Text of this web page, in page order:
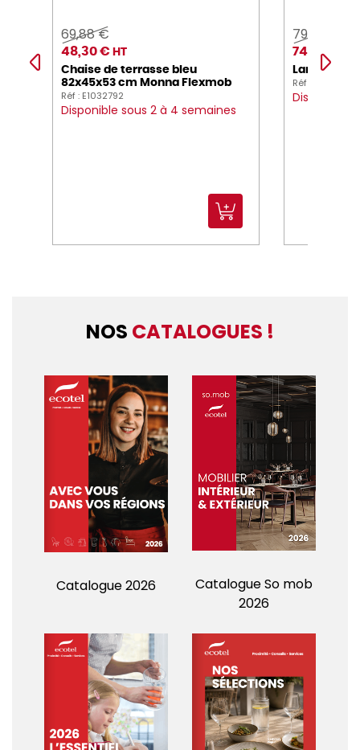
69,88 €
48,30 € HT
Chaise de terrasse bleu
82x45x53 cm Monna Flexmob
Réf : E1032792
Disponible sous 2 à 4 semaines
79,00 €
74,00 €
Lampe led
Réf : E1045330
Disponible
NOS CATALOGUES !
Catalogue 2026
Catalogue So mob
2026